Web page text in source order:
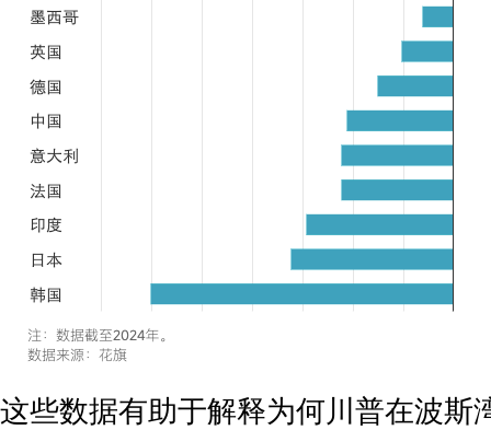
这些数据有助于解释为何川普在波斯